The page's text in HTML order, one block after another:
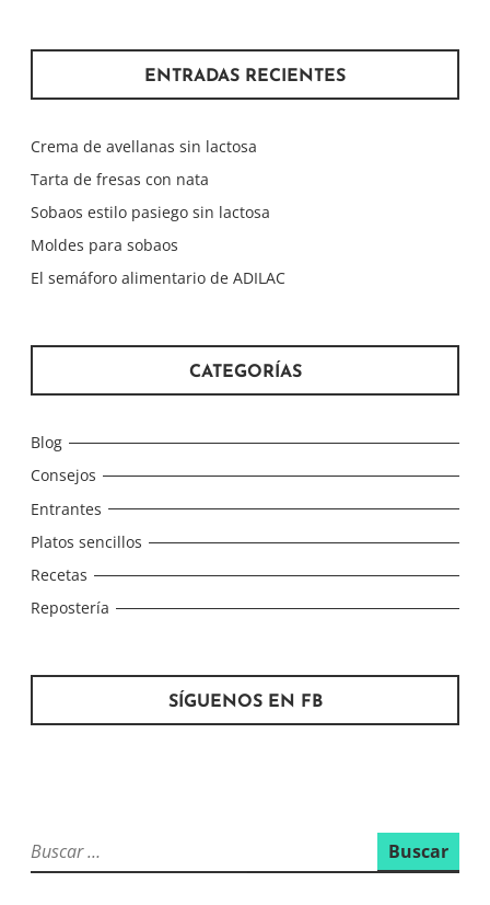
ENTRADAS RECIENTES
Crema de avellanas sin lactosa
Tarta de fresas con nata
Sobaos estilo pasiego sin lactosa
Moldes para sobaos
El semáforo alimentario de ADILAC
CATEGORÍAS
Blog
Consejos
Entrantes
Platos sencillos
Recetas
Repostería
SÍGUENOS EN FB
Buscar: